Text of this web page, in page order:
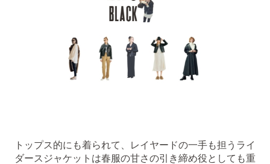
トップス的にも着られて、レイヤードの一手も担うライ
ダースジャケットは春服の甘さの引き締め役としても重